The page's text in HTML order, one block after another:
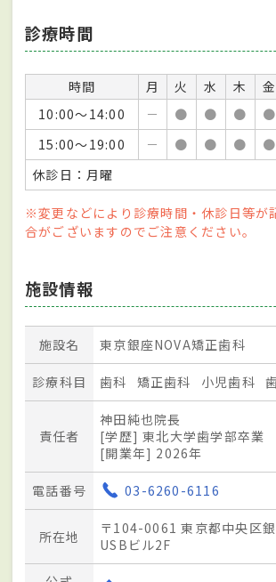
診療時間
時間 月 火 水 木 金
10:00～14:00
－ ● ● ● ●
15:00～19:00
－ ● ● ● ●
休診日：月曜
※変更などにより診療時間・休診日等が
合がございますのでご注意ください。
施設情報
施設名 東京銀座NOVA矯正歯科
診療科目 歯科 矯正歯科 小児歯科
責任者
神田純也院長
[学歴] 東北大学歯学部卒業
[開業年] 2026年
電話番号 03-6260-6116
所在地
〒104-0061 東京都中央区
USBビル2F